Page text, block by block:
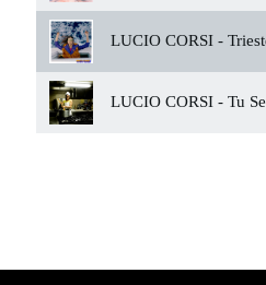
LUCIO CORSI -
LUCIO CORSI - Tu